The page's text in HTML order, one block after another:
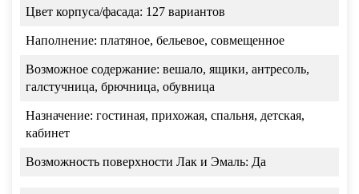
Цвет корпуса/фасада: 127 вариантов
Наполнение: платяное, бельевое, совмещенное
Возможное содержание: вешало, ящики, антресоль,
галстучница, брючница, обувница
Назначение: гостиная, прихожая, спальня, детская,
кабинет
Возможность поверхности Лак и Эмаль: Да